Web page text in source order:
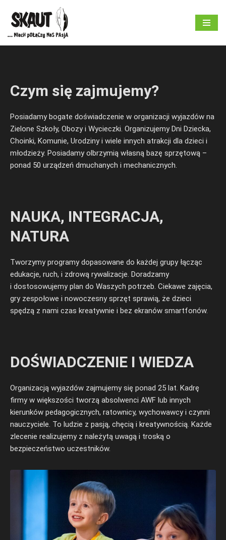
Przejdź
do
Czym się zajmujemy?
Posiadamy bogate doświadczenie w organizacji wyjazdów na
Zielone Szkoły, Obozy i Wycieczki. Organizujemy Dni Dziecka,
Choinki, Komunie, Urodziny i wiele innych atrakcji dla dzieci i
młodzieży. Posiadamy olbrzymią własną bazę sprzętową –
ponad 50 urządzeń dmuchanych i mechanicznych.
NAUKA, INTEGRACJA,
NATURA
Tworzymy programy dopasowane do każdej grupy łącząc
edukacje, ruch, i zdrową rywalizacje. Doradzamy
i dostosowujemy plan do Waszych potrzeb. Ciekawe zajęcia,
gry zespołowe i nowoczesny sprzęt sprawią, że dzieci
spędzą z nami czas kreatywnie i bez ekranów smartfonów.
DOŚWIADCZENIE I WIEDZA
Organizacją wyjazdów zajmujemy się ponad 25 lat. Kadrę
firmy w większości tworzą absolwenci AWF lub innych
kierunków pedagogicznych, ratownicy, wychowawcy i czynni
nauczyciele. To ludzie z pasją, chęcią i kreatywnością. Każde
zlecenie realizujemy z należytą uwagą i troską o
bezpieczeństwo uczestników.